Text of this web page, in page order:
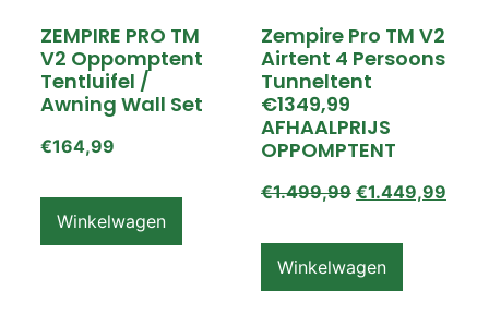
ZEMPIRE PRO TM
V2 Oppomptent
Tentluifel /
Awning Wall Set
€164,99
Winkelwagen
Zempire Pro TM V2
Airtent 4 Persoons
Tunneltent
€1349,99
AFHAALPRIJS
OPPOMPTENT
€1.499,99 €1.449,99
Winkelwagen